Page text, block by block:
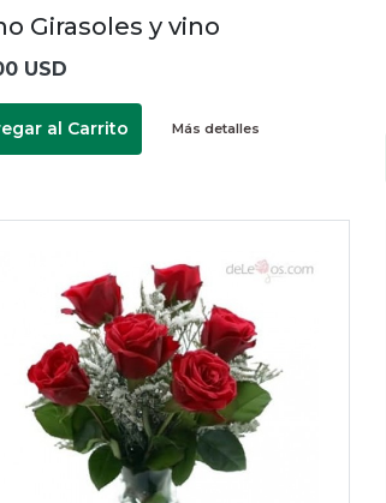
Girasoles y vino
USD
al Carrito Más detalles